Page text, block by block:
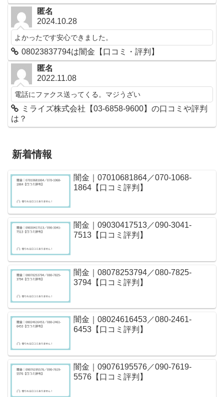
匿名
2024.10.28
よかったです安心できました。
08023837794は闇金【口コミ・評判】
匿名
2022.11.08
電話にファクス送ってくる。マジうざい
ミライズ株式会社【03-6858-9600】の口コミや評判
は？
新着情報
闇金｜07010681864／070-1068-
1864【口コミ評判】
闇金｜09030417513／090-3041-
7513【口コミ評判】
闇金｜08078253794／080-7825-
3794【口コミ評判】
闇金｜08024616453／080-2461-
6453【口コミ評判】
闇金｜09076195576／090-7619-
5576【口コミ評判】